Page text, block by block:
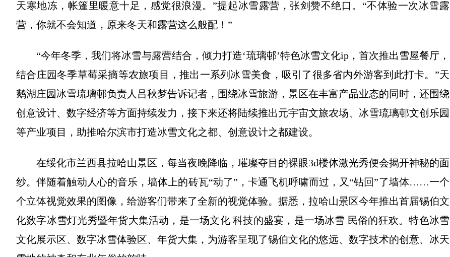
天寒地冻，帐篷里暖意十足，感觉很浪漫。”提起冰雪露营，张剑赞不绝口。“不体验一次冰雪露
营，你就不会知道，原来冬天和露营这么般配！”
“今年冬季，我们将冰雪与露营结合，倾力打造‘琉璃邨’特色冰雪文化ip，首次推出雪屋餐厅，
结合庄园冬季草莓采摘等农旅项目，推出一系列冰雪美食，吸引了很多省内外游客到此打卡。”天
鹅湖庄园冰雪琉璃邨负责人吕秋梦告诉记者，围绕冰雪旅游，景区在丰富产品业态的同时，还围绕
创意设计、数字经济等方面持续发力，接下来还将陆续推出元宇宙文旅农场、冰雪琉璃邨文创乐园
等产业项目，助推哈尔滨市打造冰雪文化之都、创意设计之都建设。
在绥化市兰西县拉哈山景区，每当夜晚降临，璀璨夺目的裸眼3d楼体激光秀便会揭开神秘的面
纱。伴随着触动人心的音乐，墙体上的砖瓦“动了”，卡通飞机呼啸而过，又“钻回”了墙体……一个
个立体视觉效果的图像，给游客们带来了全新的视觉体验。据悉，拉哈山景区今年推出首届锡伯文
化数字冰雪灯光秀暨年货大集活动，是一场文化 科技的盛宴，是一场冰雪 民俗的狂欢。特色冰雪
文化展示区、数字冰雪体验区、年货大集，为游客呈现了锡伯文化的悠远、数字技术的创意、冰天